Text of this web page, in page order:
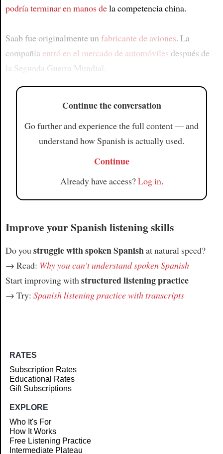
podría terminar en manos dela competencia china.
Saab fue originalmente un fabricante de aviones. La
compañíaentró en el mercado de automóviles después de
la Segunda Guerra Mundial.
Continue the conversation
Go further and experience the full content — and
understand how Spanish is actually used.
Continue
Already have access?Log in.
Improve your Spanish listening skills
Do you struggle with spoken Spanishat natural speed?
→ Read: Why you can't understand spoken Spanish
Start improving with structured listening practice
→ Try: Spanish listening practice with transcripts
RATES
Subscription Rates
Educational Rates
Gift Subscriptions
EXPLORE
Who It's For
How It Works
Free Listening Practice
Intermediate Plateau